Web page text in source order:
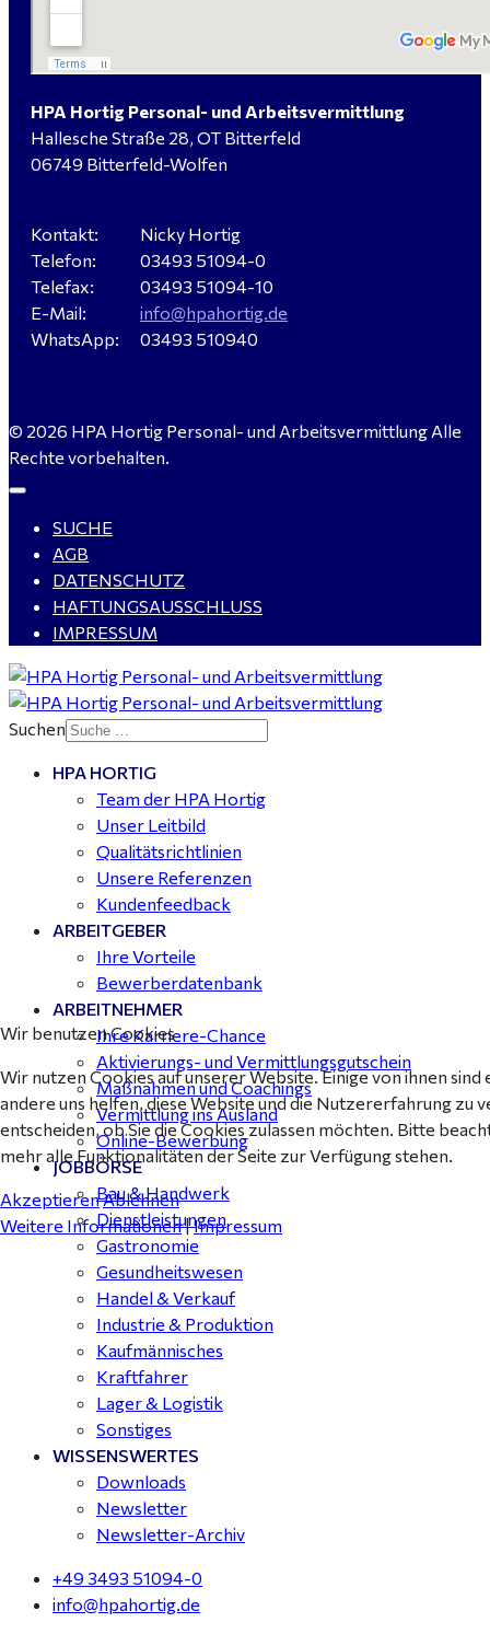
Elektromeister / -techniker (m/w/d) Kalkulation /
Planung / Überwachung - Bitterfeld-Wolfen
Hausmeister (m/w/d) für ein festes Objekt in
Verkäufer / Fachberater (m/w/d) - Baustoffe Fliesen -
für Dessau-Roßlau gesucht
gesucht - ab 4.500,00 €
WIG-Schweißer / Vorrichter (m/w/d) Anlagen- und
Rohrleitungsbau - Tagschicht - Leuna ab 20 €
gesucht für Halle (Saale) - ab 4.000 €
Buchhalter (m/w/d) für Halle (Saale) gesucht - TZ 20-
HPA Hortig Personal- und Arbeitsvermittlung
Hallesche Straße 28, OT Bitterfeld
06749 Bitterfeld-Wolfen
Kontakt:
Telefon:
Telefax:
E-Mail:
WhatsApp:
Nicky Hortig
03493 51094-0
03493 51094-10
info@hpahortig.de
03493 510940
© 2026 HPA Hortig Personal- und Arbeitsvermittlung Alle
Rechte vorbehalten.
SUCHE
AGB
DATENSCHUTZ
HAFTUNGSAUSSCHLUSS
IMPRESSUM
Suchen
HPA HORTIG
Team der HPA Hortig
Unser Leitbild
Qualitätsrichtlinien
Unsere Referenzen
Kundenfeedback
ARBEITGEBER
Ihre Vorteile
Bewerberdatenbank
ARBEITNEHMER
Ihre Karriere-Chance
Aktivierungs- und Vermittlungsgutschein
Maßnahmen und Coachings
Vermittlung ins Ausland
Online-Bewerbung
JOBBÖRSE
Bau & Handwerk
Dienstleistungen
Gastronomie
Gesundheitswesen
Handel & Verkauf
Industrie & Produktion
Kaufmännisches
Kraftfahrer
Lager & Logistik
Sonstiges
WISSENSWERTES
Downloads
Newsletter
Newsletter-Archiv
+49 3493 51094-0
info@hpahortig.de
Wir benutzen Cookies
Wir nutzen Cookies auf unserer Website. Einige von ihnen
andere uns helfen, diese Website und die Nutzererfahrung zu
entscheiden, ob Sie die Cookies zulassen möchten. Bitte
mehr alle Funktionalitäten der Seite zur Verfügung stehen.
AkzeptierenAblehnen
Weitere Informationen|Impressum